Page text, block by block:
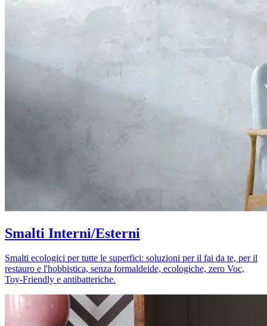
Smalti Interni/Esterni
Smalti ecologici per tutte le superfici: soluzioni per il fai da te, per il
restauro e l'hobbistica, senza formaldeide, ecologiche, zero Voc,
Toy-Friendly e antibatteriche.